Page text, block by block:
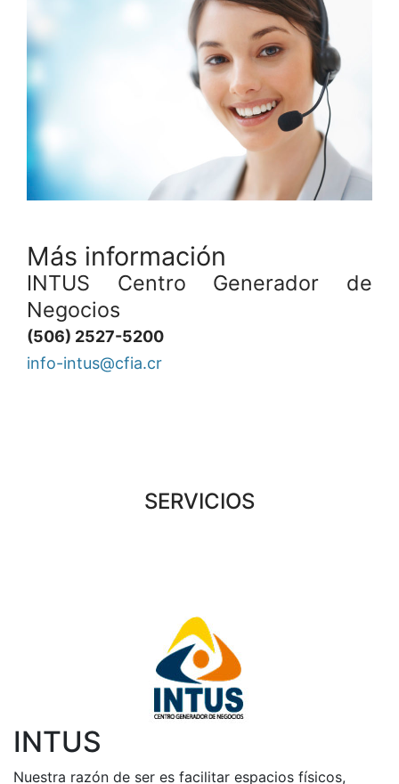
Más información
INTUS Centro Generador de
Negocios
(506) 2527-5200
info-intus@cfia.cr
SERVICIOS
INTUS
Nuestra razón de ser es facilitar espacios físicos,